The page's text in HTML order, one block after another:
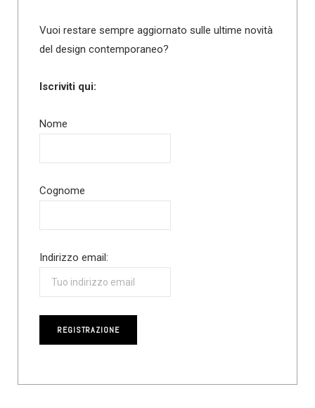
Vuoi restare sempre aggiornato sulle ultime novità
del design contemporaneo?
Iscriviti qui:
Nome
Cognome
Indirizzo email: